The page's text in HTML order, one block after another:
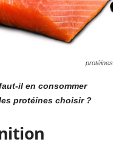
protéines
il en consommer
protéines choisir ?